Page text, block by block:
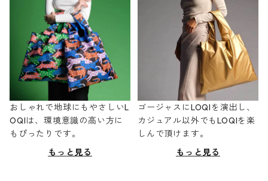
おしゃれで地球にもやさしいL
OQIは、環境意識の高い方に
もぴったりです。
もっと見る
ゴージャスにLOQIを演出し、
カジュアル以外でもLOQIを楽
しんで頂けます。
もっと見る